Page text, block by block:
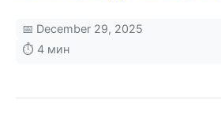
📅 December 29, 2025
⏱️ 4 мин